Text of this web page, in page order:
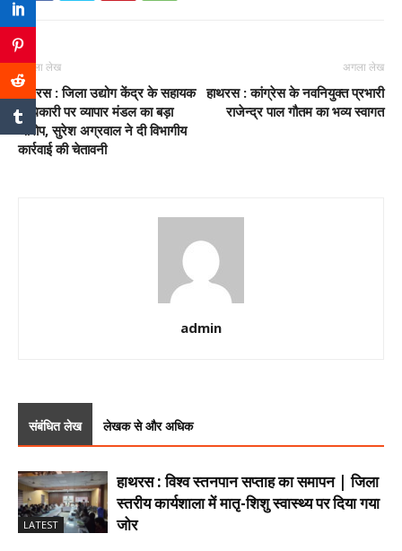
पिछला लेख
हाथरस : जिला उद्योग केंद्र के सहायक
अधिकारी पर व्यापार मंडल का बड़ा
आरोप, सुरेश अग्रवाल ने दी विभागीय
कार्रवाई की चेतावनी
अगला लेख
हाथरस : कांग्रेस के नवनियुक्त प्रभारी
राजेन्द्र पाल गौतम का भव्य स्वागत
admin
संबंधित लेख लेखक से और अधिक
LATEST
हाथरस : विश्व स्तनपान सप्ताह का समापन | जिला
स्तरीय कार्यशाला में मातृ-शिशु स्वास्थ्य पर दिया गया
जोर